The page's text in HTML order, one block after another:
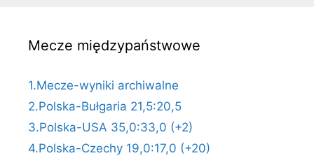
Mecze międzypaństwowe
1.Mecze-wyniki archiwalne
2.Polska-Bułgaria 21,5:20,5
3.Polska-USA 35,0:33,0 (+2)
4.Polska-Czechy 19,0:17,0 (+20)